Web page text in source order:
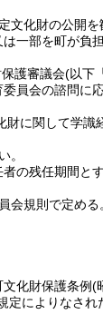
化財の公開を
一部を町が負担
護審議会(以下
員会の諮問に
財に関して学識
。
の残任期間とす
会規則で定める
化財保護条例(
定によりなされ